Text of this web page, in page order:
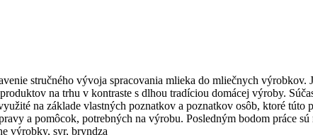
stručného vývoja spracovania mlieka do mliečnych
na trhu v kontraste s dlhou tradíciou domácej výroby.
na základe vlastných poznatkov a poznatkov osôb, ktoré túto
a pomôcok, potrebných na výrobu. Posledným bodom práce
výrobky, syr, bryndza